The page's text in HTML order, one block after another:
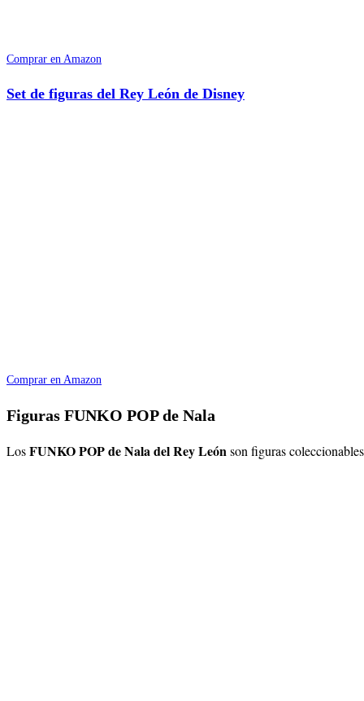
Comprar en Amazon
Set de figuras del Rey León de Disney
Comprar en Amazon
Figuras FUNKO POP de Nala
LosFUNKO POP de Nala del Rey Leónson figuras